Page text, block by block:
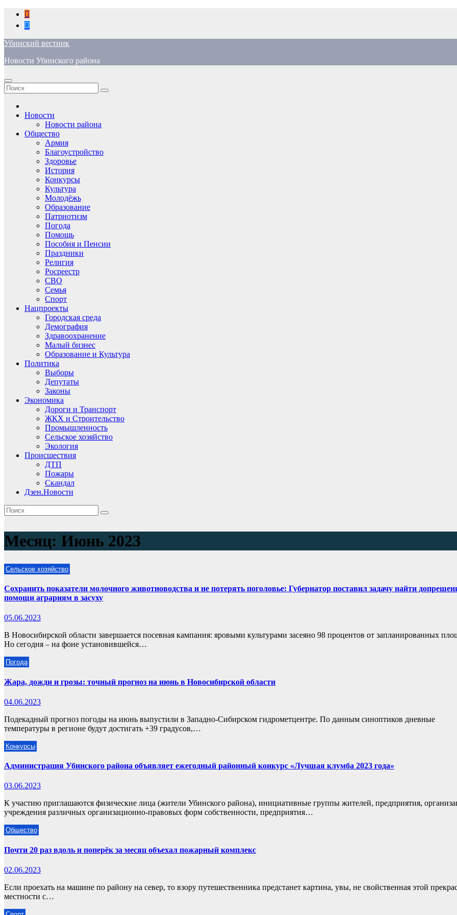
Перейти
содержимому
Убинский вестник
Новости Убинского района
Новости
Новости района
Общество
Армия
Благоустройство
Здоровье
История
Конкурсы
Культура
Молодёжь
Образование
Патриотизм
Погода
Помощь
Пособия и Пенсии
Праздники
Религия
Росреестр
СВО
Семья
Спорт
Нацпроекты
Городская среда
Демография
Здравоохранение
Малый бизнес
Образование и Культура
Политика
Выборы
Депутаты
Законы
Экономика
Дороги и Транспорт
ЖКХ и Строительство
Промышленность
Сельское хозяйство
Экология
Происшествия
ДТП
Пожары
Скандал
Дзен.Новости
Месяц: Июнь 2023
Сельское хозяйство
Сохранить показатели молочного животноводства и не потерять поголовье: Губернатор поставил задачу найти
помощи аграриям в засуху
05.06.2023
В Новосибирской области завершается посевная кампания: яровыми культурами засеяно 98 процентов от запланированных
Но сегодня – на фоне установившейся…
Погода
Жара, дожди и грозы: точный прогноз на июнь в Новосибирской области
04.06.2023
Подекадный прогноз погоды на июнь выпустили в Западно-Сибирском гидрометцентре. По данным синоптиков дневные
температуры в регионе будут достигать +39 градусов,…
Конкурсы
Администрация Убинского района объявляет ежегодный районный конкурс «Лучшая клумба 2023 года»
03.06.2023
К участию приглашаются физические лица (жители Убинского района), инициативные группы жителей, предприятия,
учреждения различных организационно-правовых форм собственности, предприятия…
Общество
Почти 20 раз вдоль и поперёк за месяц объехал пожарный комплекс
02.06.2023
Если проехать на машине по району на север, то взору путешественника предстанет картина, увы, не свойственная этой
местности с…